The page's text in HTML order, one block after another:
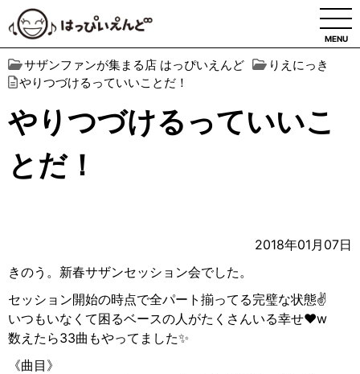
MENU
サザンファンが集まる店 はっぴいえんど
りえにっき
やりつづけるっていいことだ！
やりつづけるっていいこ
とだ！
2018年01月07日
きのう。新春サザンセッション会でした。
セッション開始の時点で全パート揃ってる完璧な状態✌️
いつもいなくて困るベースの人がたくさんいる幸せ❤️w
数えたら33曲もやってました✨
《曲目》